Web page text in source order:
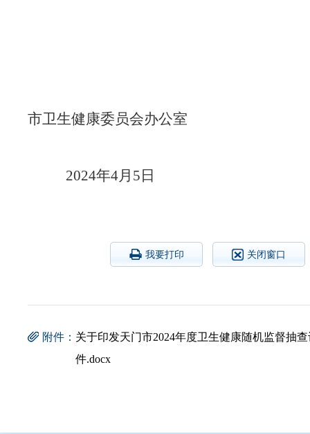
市卫生健康委员会办公室
2024年4月5日
我要打印 关闭窗口
附件： 关于印发天门市2024年度卫生健康随机监督抽
件.docx